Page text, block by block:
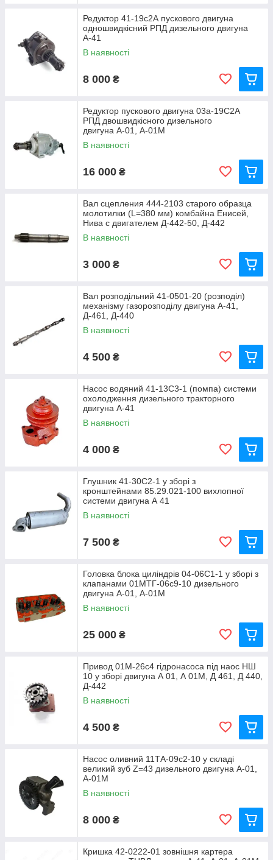
Редуктор 41-19с2А пускового двигуна
одношвидкісний РПД дизельного двигуна
А-41
В наявності
8 000 ₴
Редуктор пускового двигуна 03а-19С2А
РПД двошвидкісного дизельного
двигуна А-01, А-01М
В наявності
16 000 ₴
Вал сцепления 444-2103 старого образца
молотилки (L=380 мм) комбайна Енисей,
Нива с двигателем Д-442-50, Д-442
В наявності
3 000 ₴
Вал розподільний 41-0501-20 (розподіл)
механізму газорозподілу двигуна А-41,
Д-461, Д-440
В наявності
4 500 ₴
Насос водяний 41-13С3-1 (помпа) системи
охолодження дизельного тракторного
двигуна А-41
В наявності
4 000 ₴
Глушник 41-30С2-1 у зборі з
кронштейнами 85.29.021-100 вихлопної
системи двигуна А 41
В наявності
7 500 ₴
Головка блока циліндрів 04-06С1-1 у зборі з
клапанами 01МТГ-06с9-10 дизельного
двигуна А-01, А-01М
В наявності
25 000 ₴
Привод 01М-26с4 гідронасоса під наос НШ
10 у зборі двигуна А 01, А 01М, Д 461, Д 440,
Д-442
В наявності
4 500 ₴
Насос оливний 11ТА-09с2-10 у складі
великий зуб Z=43 дизельного двигуна А-01,
А-01М
В наявності
8 000 ₴
Кришка 42-0222-01 зовнішня картера